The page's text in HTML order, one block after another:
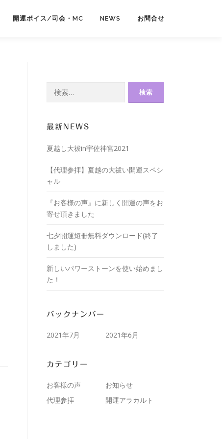
開運ボイス/司会・MC NEWS お問合せ
最新NEWS
夏越し大祓in宇佐神宮2021
【代理参拝】夏越の大祓い開運スペシ
ャル
『お客様の声』に新しく開運の声をお
寄せ頂きました
七夕開運短冊無料ダウンロード(終了
しました)
新しいパワーストーンを使い始めまし
た！
バックナンバー
2021年7月 2021年6月
カテゴリー
お客様の声
お知らせ
代理参拝
開運アラカルト